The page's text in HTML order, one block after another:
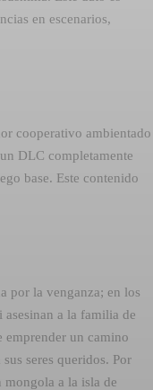
en escenarios,
cooperativo ambientado
DLC completamente
base. Este contenido
por la venganza; en los
a la familia de
emprender un camino
seres queridos. Por
mongola a la isla de